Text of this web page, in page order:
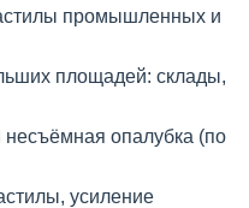
промышленных и
площадей: склады,
опалубка (по
усиление